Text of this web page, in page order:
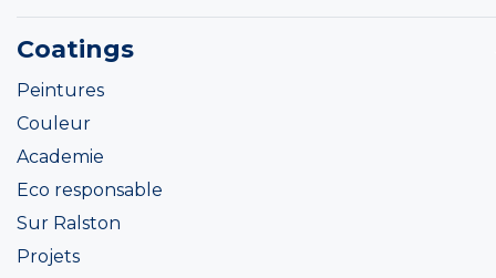
Coatings
Peintures
Couleur
Academie
Eco responsable
Sur Ralston
Projets